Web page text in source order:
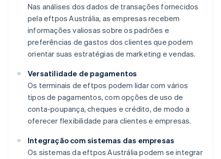
Nas análises dos dados de transações fornecidos
pela eftpos Austrália, as empresas recebem
informações valiosas sobre os padrões e
preferências de gastos dos clientes que podem
orientar suas estratégias de marketing e vendas.
Versatilidade de pagamentos
Os terminais de eftpos podem lidar com vários
tipos de pagamentos, com opções de uso de
conta-poupança, cheques e crédito, de modo a
oferecer flexibilidade para clientes e empresas.
Integração com sistemas das empresas
Os sistemas da eftpos Austrália podem se integrar